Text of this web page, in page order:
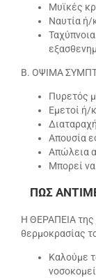
Μυϊκές
Ναυτία ή/
Β. ΟΨΙΜΑ
Πυρετός
Εμετοί ή/
Απουσία
Απώλεια
Μπορεί
ΠΩΣ
Η ΘΕΡΑΠΕΙΑ της
θερμοκρασίας
Καλούμε